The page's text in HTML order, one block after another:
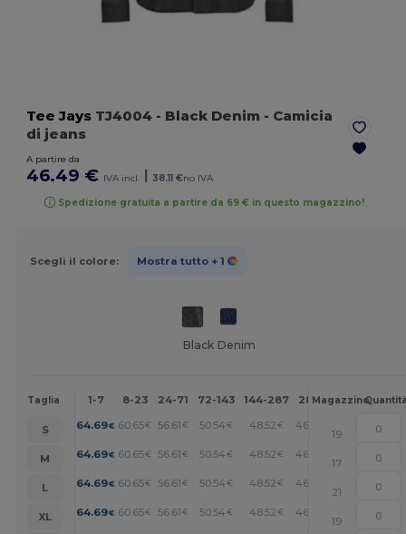
Tee Jays TJ4004 - Black Denim - Camicia
di jeans
A partire da
46.49 € IVA incl. | 38.11 €no IVA
Spedizione gratuita a partire da 69 € in questo magazzino!
Scegli il colore: Mostra tutto + 1
Black Denim
Taglia 1-7 8-23 24-71 72-143 144-287 288 + Altri
Magazzino
S 64.69€ 60.65€ 56.61€ 50.54€ 48.52€ 46.49
19
M
64.69€ 60.65€ 56.61€ 50.54€ 48.52€ 46.49
17
L
64.69€ 60.65€ 56.61€ 50.54€ 48.52€ 46.49
21
XL
64.69€ 60.65€ 56.61€ 50.54€ 48.52€ 46.49
19